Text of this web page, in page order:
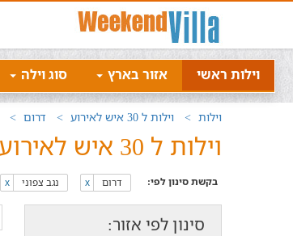
וילות ראשי אזור בארץ סוג וילה
וילות וילות ל 30 איש לאירוע דרום
וילות ל 30 איש לאירוע בנגב צפוני לחופשה מושלמת
בקשת סינון לפי: x דרום x נגב צפוני
סינון לפי אזור: